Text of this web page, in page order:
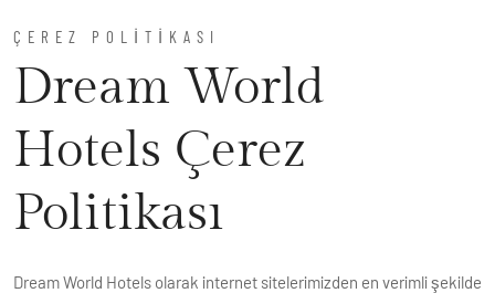
ÇEREZ POLİTİKASI
Dream World
Hotels Çerez
Politikası
Dream World Hotels olarak internet sitelerimizden en verimli şekilde